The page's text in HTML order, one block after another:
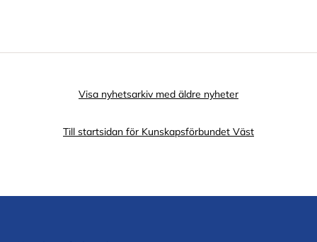
Visa nyhetsarkiv med äldre nyheter
Till startsidan för Kunskapsförbundet Väst